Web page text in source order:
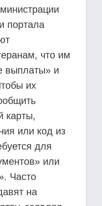
портала
что им
выплаты» и
их
карты,
или код из
для
или
Часто
на